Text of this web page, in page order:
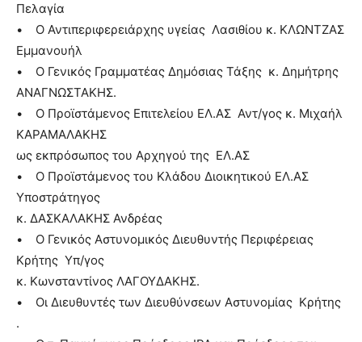
Πελαγία
• Ο Αντιπεριφερειάρχης υγείας Λασιθίου κ. ΚΛΩΝΤΖΑΣ
Εμμανουήλ
• Ο Γενικός Γραμματέας Δημόσιας Τάξης κ. Δημήτρης
ΑΝΑΓΝΩΣΤΑΚΗΣ.
• Ο Προϊστάμενος Επιτελείου ΕΛ.ΑΣ Αντ/γος κ. Μιχαήλ
ΚΑΡΑΜΑΛΑΚΗΣ
ως εκπρόσωπος του Αρχηγού της ΕΛ.ΑΣ
• Ο Προϊστάμενος του Κλάδου Διοικητικού ΕΛ.ΑΣ
Υποστράτηγος
κ. ΔΑΣΚΑΛΑΚΗΣ Ανδρέας
• Ο Γενικός Αστυνομικός Διευθυντής Περιφέρειας
Κρήτης Υπ/γος
κ. Κωνσταντίνος ΛΑΓΟΥΔΑΚΗΣ.
• Οι Διευθυντές των Διευθύνσεων Αστυνομίας Κρήτης
.